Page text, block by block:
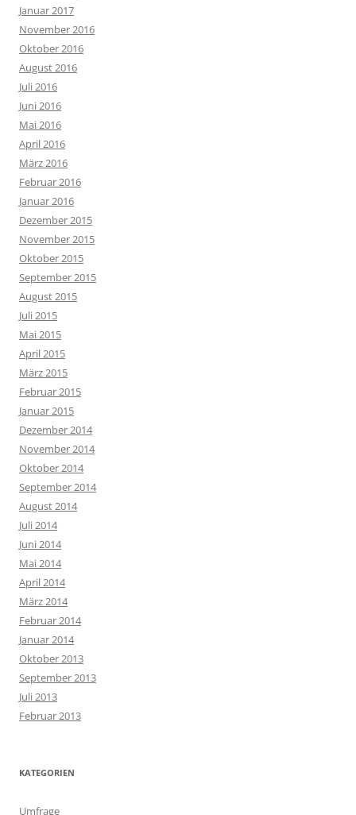
Januar 2017
November 2016
Oktober 2016
August 2016
Juli 2016
Juni 2016
Mai 2016
April 2016
März 2016
Februar 2016
Januar 2016
Dezember 2015
November 2015
Oktober 2015
September 2015
August 2015
Juli 2015
Mai 2015
April 2015
März 2015
Februar 2015
Januar 2015
Dezember 2014
November 2014
Oktober 2014
September 2014
August 2014
Juli 2014
Juni 2014
Mai 2014
April 2014
März 2014
Februar 2014
Januar 2014
Oktober 2013
September 2013
Juli 2013
Februar 2013
KATEGORIEN
Umfrage